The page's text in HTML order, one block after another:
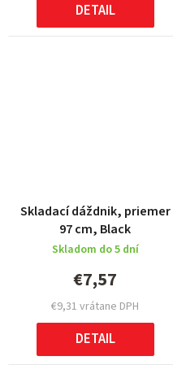
DETAIL
Skladací dáždnik, priemer
97 cm, Black
Skladom do 5 dní
€9,31 vrátane DPH
€7,57
DETAIL